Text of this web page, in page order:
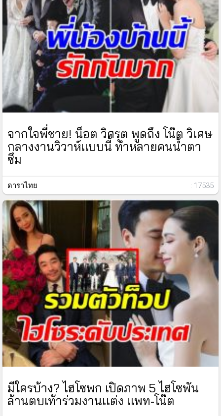
จากใจพี่ชาย! น็อต วิศรุต พูดถึง โน๊ต วิเศษ
กลางงานวิวาห์เเบบนี้ ทำหลายคนน้ำตา
ซึม
ดาราไทย : 17535
มีใครบ้าง? ไฮโซพก เปิดภาพ 5 ไฮโซพัน
ล้านตบเท้าร่วมงานเเต่ง เเพท-โน๊ต